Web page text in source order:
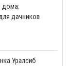
дома:
дачников
Уралсиб